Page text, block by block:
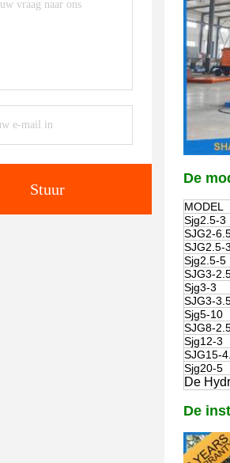
Stuur
De
MODEL
Sjg2.5-3
SJG2-
SJG2.5-
Sjg2.5-5
SJG3-
Sjg3-3
SJG3-
Sjg5-10
SJG8-
Sjg12-3
SJG15-
Sjg20-5
De
De